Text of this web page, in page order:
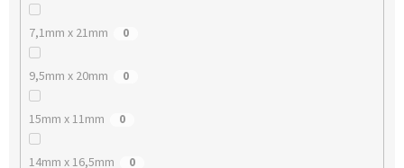
7,1mm x 21mm 0
9,5mm x 20mm 0
15mm x 11mm 0
14mm x 16,5mm 0